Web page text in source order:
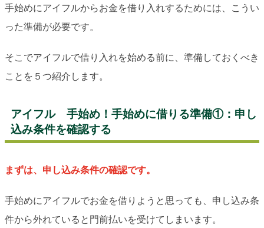
手始めにアイフルからお金を借り入れするためには、こうい
った準備が必要です。
そこでアイフルで借り入れを始める前に、準備しておくべき
ことを５つ紹介します。
アイフル 手始め！手始めに借りる準備①：申し
込み条件を確認する
まずは、申し込み条件の確認です。
手始めにアイフルでお金を借りようと思っても、申し込み条
件から外れていると門前払いを受けてしまいます。